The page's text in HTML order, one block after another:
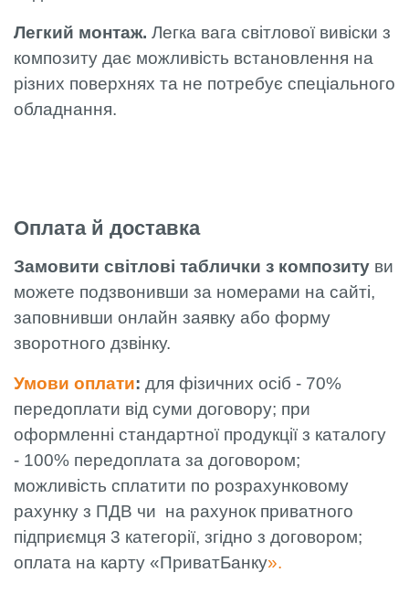
Легкий монтаж. Легка вага світлової вивіски з
композиту дає можливість встановлення на
різних поверхнях та не потребує спеціального
обладнання.
Оплата й доставка
Замовити світлові таблички з композиту ви
можете подзвонивши за номерами на сайті,
заповнивши онлайн заявку або форму
зворотного дзвінку.
Умови оплати: для фізичних осіб - 70%
передоплати від суми договору; при
оформленні стандартної продукції з каталогу
- 100% передоплата за договором;
можливість сплатити по розрахунковому
рахунку з ПДВ чи на рахунок приватного
підприємця 3 категорії, згідно з договором;
оплата на карту «ПриватБанку».